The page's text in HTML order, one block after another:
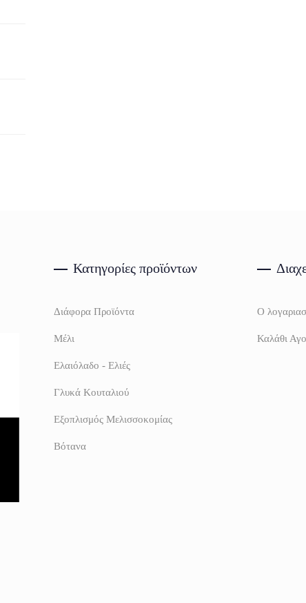
Κατηγορίες προϊόντων
Διάφορα Προϊόντα
Μέλι
Ελαιόλαδο - Ελιές
Γλυκά Κουταλιού
Εξοπλισμός Μελισσοκομίας
Βότανα
Ο
Καλάθι